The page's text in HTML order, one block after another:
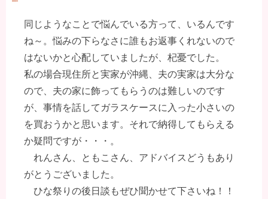
同じようなことで悩んでいる方って、いるんです
ね～。悩みの下らなさに誰もお返事くれないので
はないかと心配していましたが、杞憂でした。
私の場合現住所と実家が沖縄、夫の実家は大分な
ので、夫の家に飾ってもらうのは難しいのです
が、事情を話してガラスケースに入った小さいの
を買おうかと思います。それで納得してもらえる
か疑問ですが・・・。
れんさん、ともこさん、アドバイスどうもあり
がとうございました。
ひな祭りの後日談もぜひ聞かせて下さいね！！